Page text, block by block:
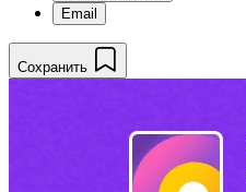
Email
Сохранить